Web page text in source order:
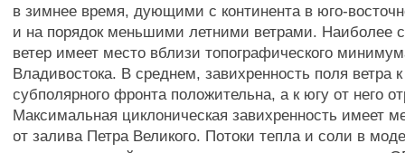
в зимнее время, дующими с континента в юго-
и на порядок меньшими летними ветрами. Наиболее
ветер имеет место вблизи топографического
Владивостока. В среднем, завихренность поля ветра
субполярного фронта положительна, а к югу от него
Максимальная циклоническая завихренность имеет
от залива Петра Великого. Потоки тепла и соли в